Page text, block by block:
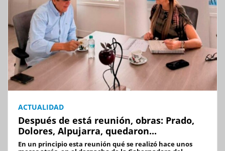
ACTUALIDAD
Después de está reunión, obras: Prado,
Dolores, Alpujarra, quedaron...
En un principio esta reunión qué se realizó hace unos